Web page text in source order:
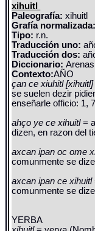
xihuitl
Paleografía: xihuitl
Grafía normalizada:
Tipo: r.n.
Traducción uno:
Traducción dos:
Diccionario:Arenas
Contexto:AÑO
çan ce xiuhitl
se suelen dezir
enseñarle officio: 1,
ahço ye ce xihuitl=
dizen, en razon del
axcan ipan oc ome
comunmente se
axcan ipan ce xihuitl
comunmente se
YERBA